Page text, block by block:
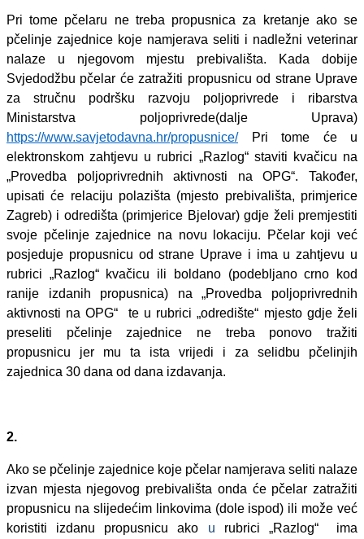
Pri tome pčelaru ne treba propusnica za kretanje ako se
pčelinje zajednice koje namjerava seliti i nadležni veterinar
nalaze u njegovom mjestu prebivališta. Kada dobije
Svjedodžbu pčelar će zatražiti propusnicuod strane Uprave
za stručnu podršku razvoju poljoprivrede i ribarstva
Ministarstva poljoprivrede(dalje Uprava)
https://www.savjetodavna.hr/propusnice/Pri tome će u
elektronskom zahtjevu u rubrici „Razlog“ staviti kvačicu na
„Provedba poljoprivrednih aktivnosti na OPG“. Također,
upisati će relaciju polazišta (mjesto prebivališta, primjerice
Zagreb) i odredišta (primjerice Bjelovar) gdje želi premjestiti
svoje pčelinje zajednice na novu lokaciju. Pčelar koji već
posjeduje propusnicu od strane Uprave i ima u zahtjevu u
rubrici „Razlog“ kvačicu ili boldano (podebljano crno kod
ranije izdanih propusnica) na „Provedba poljoprivrednih
aktivnosti na OPG“
te u rubrici „odredište“ mjesto gdje želi
preseliti pčelinje zajednice ne treba ponovo tražiti
propusnicu jer mu ta ista vrijedi i za selidbu pčelinjih
zajednica 30 dana od dana izdavanja.
2.
Ako se pčelinje zajednice koje pčelar namjerava seliti nalaze
izvan mjesta njegovog prebivališta onda će pčelar zatražiti
propusnicu na slijedećim linkovima (dole ispod) ili može već
koristiti izdanu propusnicu ako u rubrici „Razlog“
ima